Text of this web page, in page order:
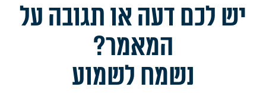
יש לכם דעה או תגובה על
המאמר?
נשמח לשמוע